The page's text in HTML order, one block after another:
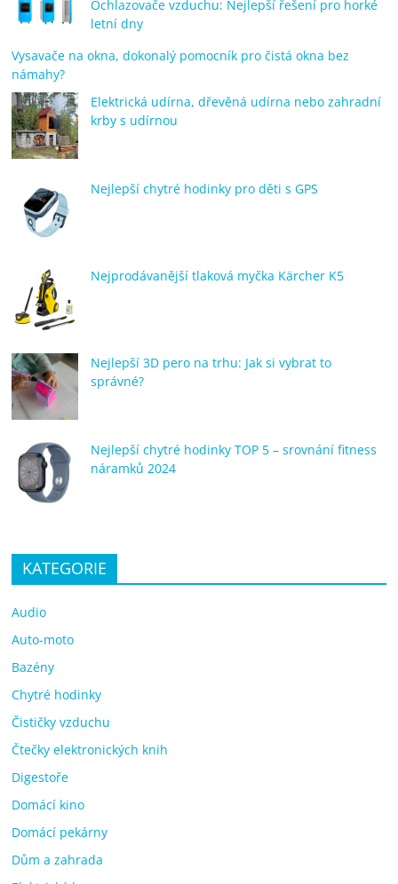
Ochlazovače vzduchu: Nejlepší řešení pro horké
letní dny
Vysavače na okna, dokonalý pomocník pro čistá okna bez
námahy?
Elektrická udírna, dřevěná udírna nebo zahradní
krby s udírnou
Nejlepší chytré hodinky pro děti s GPS
Nejprodávanější tlaková myčka Kärcher K5
Nejlepší 3D pero na trhu: Jak si vybrat to
správné?
Nejlepší chytré hodinky TOP 5 – srovnání fitness
náramků 2024
KATEGORIE
Audio
Auto-moto
Bazény
Chytré hodinky
Čističky vzduchu
Čtečky elektronických knih
Digestoře
Domácí kino
Domácí pekárny
Dům a zahrada